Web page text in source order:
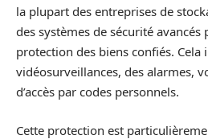
la plupart des entreprises de
des systèmes de sécurité avancés
protection des biens confiés. Cela
vidéosurveillances, des alarmes,
d’accès par codes personnels.
Cette protection est